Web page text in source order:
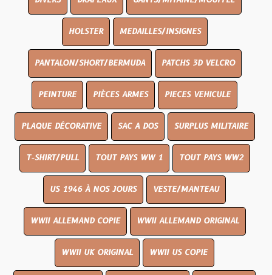
HOLSTER MEDAILLES/INSIGNES
PANTALON/SHORT/BERMUDA PATCHS 3D VELCRO
PEINTURE PIÈCES ARMES PIECES VEHICULE
PLAQUE DÉCORATIVE SAC A DOS SURPLUS MILITAIRE
T-SHIRT/PULL TOUT PAYS WW 1 TOUT PAYS WW2
US 1946 À NOS JOURS VESTE/MANTEAU
WWII ALLEMAND COPIE WWII ALLEMAND ORIGINAL
WWII UK ORIGINAL WWII US COPIE